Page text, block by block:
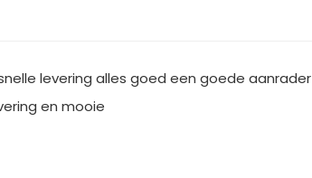
levering alles goed een goede aanrader
en mooie